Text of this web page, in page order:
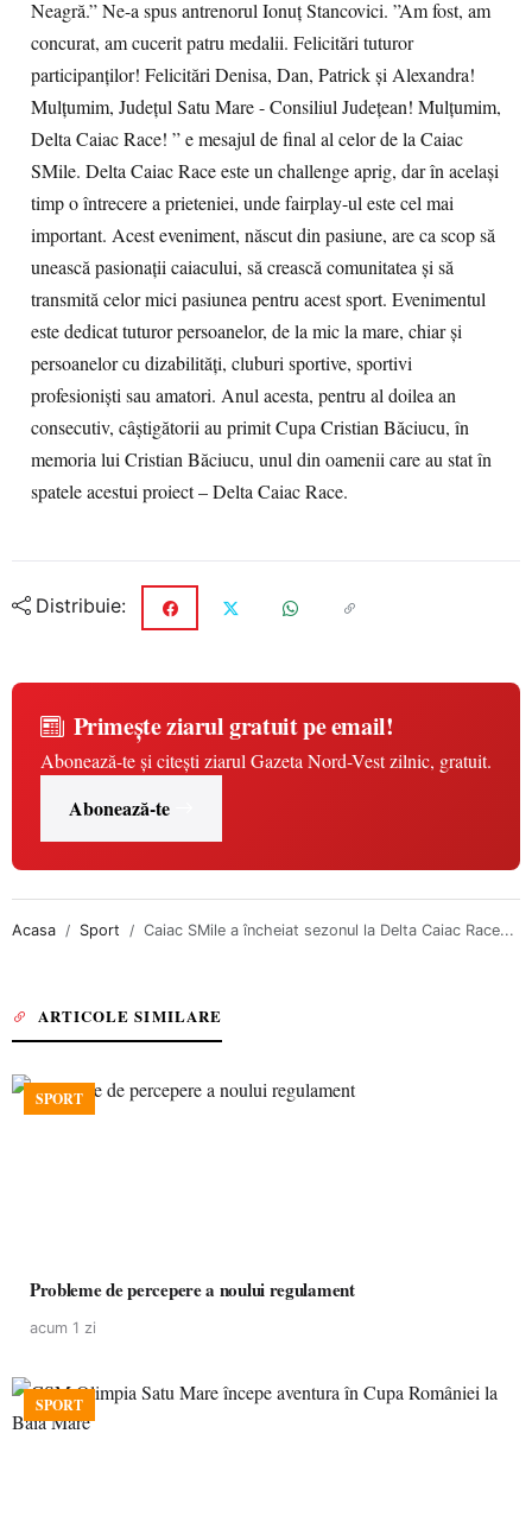
Neagră.” Ne-a spus antrenorul Ionuț Stancovici. ”Am fost, am
concurat, am cucerit patru medalii. Felicitări tuturor
participanților! Felicitări Denisa, Dan, Patrick și Alexandra!
Mulțumim, Județul Satu Mare - Consiliul Județean! Mulțumim,
Delta Caiac Race! ” e mesajul de final al celor de la Caiac
SMile. Delta Caiac Race este un challenge aprig, dar în același
timp o întrecere a prieteniei, unde fairplay-ul este cel mai
important. Acest eveniment, născut din pasiune, are ca scop să
unească pasionații caiacului, să crească comunitatea și să
transmită celor mici pasiunea pentru acest sport. Evenimentul
este dedicat tuturor persoanelor, de la mic la mare, chiar și
persoanelor cu dizabilități, cluburi sportive, sportivi
profesioniști sau amatori. Anul acesta, pentru al doilea an
consecutiv, câștigătorii au primit Cupa Cristian Băciucu, în
memoria lui Cristian Băciucu, unul din oamenii care au stat în
spatele acestui proiect – Delta Caiac Race.
Distribuie:
Primește ziarul gratuit pe email!
Abonează-te și citești ziarul Gazeta Nord-Vest zilnic, gratuit.
Abonează-te
Acasa Sport Caiac SMile a încheiat sezonul la Delta Caiac Race...
ARTICOLE SIMILARE
SPORT
Probleme de percepere a noului regulament
acum 1 zi
SPORT